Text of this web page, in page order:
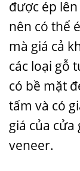
được ép
nên có thể
mà giá cả
các loại gỗ
có bề mặt
tấm và có
giá của
veneer.